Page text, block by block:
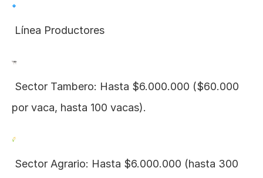
Línea Productores
por vaca, hasta 100 vacas).